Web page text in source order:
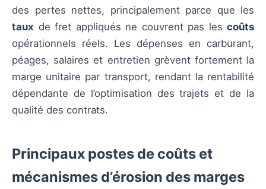
des pertes nettes, principalement parce que les
taux de fret appliqués ne couvrent pas les coûts
opérationnels réels. Les dépenses en carburant,
péages, salaires et entretien grèvent fortement la
marge unitaire par transport, rendant la rentabilité
dépendante de l’optimisation des trajets et de la
qualité des contrats.
Principaux postes de coûts et
mécanismes d’érosion des marges